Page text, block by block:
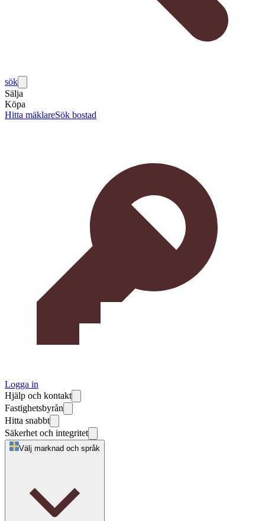
sök
Sälja
Köpa
Hitta mäklareSök bostad
Logga in
Hjälp och kontakt
Fastighetsbyrån
Hitta snabbt
Säkerhet och integritet
Välj marknad och språk